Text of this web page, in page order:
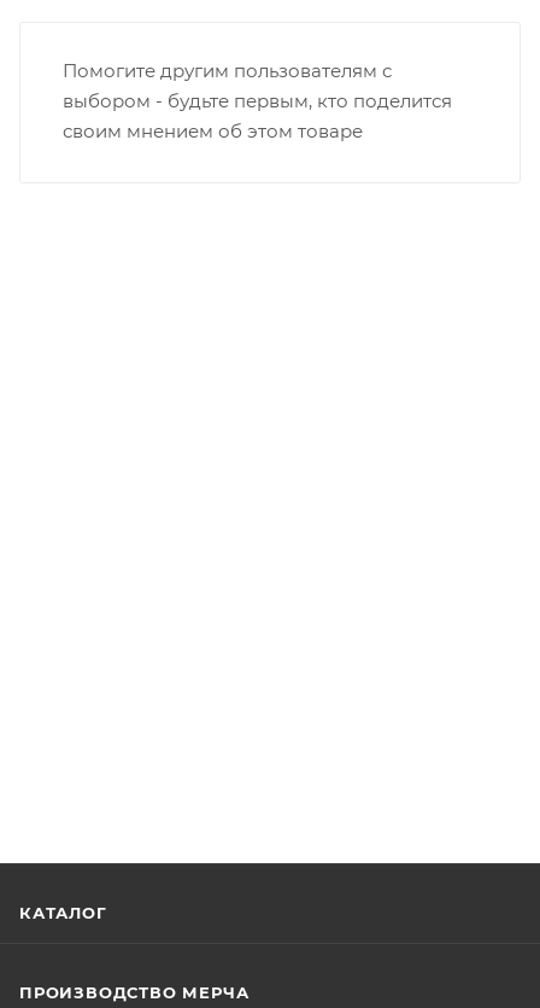
Помогите другим пользователям с
выбором - будьте первым, кто поделится
своим мнением об этом товаре
КАТАЛОГ
ПРОИЗВОДСТВО МЕРЧА